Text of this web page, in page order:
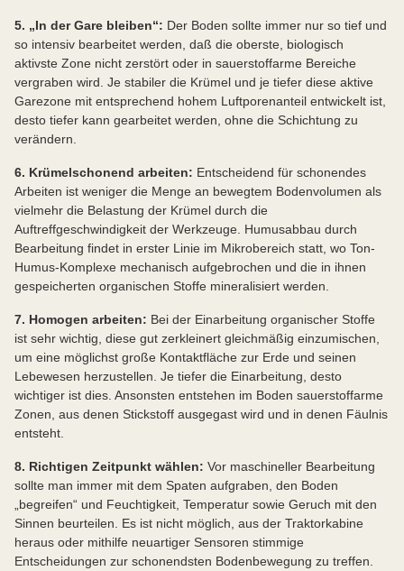
5. „In der Gare bleiben“: Der Boden sollte immer nur so tief und
so intensiv bearbeitet werden, daß die oberste, biologisch
aktivste Zone nicht zerstört oder in sauerstoffarme Bereiche
vergraben wird. Je stabiler die Krümel und je tiefer diese aktive
Garezone mit entsprechend hohem Luftporenanteil entwickelt ist,
desto tiefer kann gearbeitet werden, ohne die Schichtung zu
verändern.
6. Krümelschonend arbeiten: Entscheidend für schonendes
Arbeiten ist weniger die Menge an bewegtem Bodenvolumen als
vielmehr die Belastung der Krümel durch die
Auftreffgeschwindigkeit der Werkzeuge. Humusabbau durch
Bearbeitung findet in erster Linie im Mikrobereich statt, wo Ton-
Humus-Komplexe mechanisch aufgebrochen und die in ihnen
gespeicherten organischen Stoffe mineralisiert werden.
7. Homogen arbeiten: Bei der Einarbeitung organischer Stoffe
ist sehr wichtig, diese gut zerkleinert gleichmäßig einzumischen,
um eine möglichst große Kontaktfläche zur Erde und seinen
Lebewesen herzustellen. Je tiefer die Einarbeitung, desto
wichtiger ist dies. Ansonsten entstehen im Boden sauerstoffarme
Zonen, aus denen Stickstoff ausgegast wird und in denen Fäulnis
entsteht.
8. Richtigen Zeitpunkt wählen: Vor maschineller Bearbeitung
sollte man immer mit dem Spaten aufgraben, den Boden
„begreifen“ und Feuchtigkeit, Temperatur sowie Geruch mit den
Sinnen beurteilen. Es ist nicht möglich, aus der Traktorkabine
heraus oder mithilfe neuartiger Sensoren stimmige
Entscheidungen zur schonendsten Bodenbewegung zu treffen.